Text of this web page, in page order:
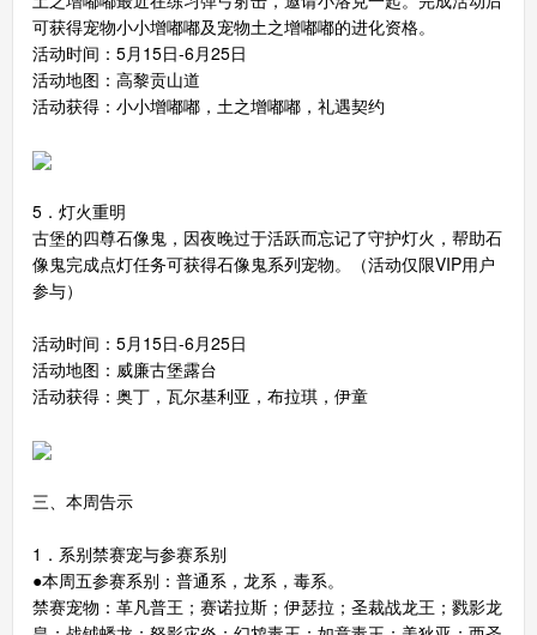
可获得宠物小小增嘟嘟及宠物土之增嘟嘟的进化资格。
活动时间：5月15日-6月25日
活动地图：高黎贡山道
活动获得：小小增嘟嘟，土之增嘟嘟，礼遇契约
5．灯火重明
古堡的四尊石像鬼，因夜晚过于活跃而忘记了守护灯火，帮助石
像鬼完成点灯任务可获得石像鬼系列宠物。（活动仅限VIP用户
参与）
活动时间：5月15日-6月25日
活动地图：威廉古堡露台
活动获得：奥丁，瓦尔基利亚，布拉琪，伊童
三、本周告示
1．系别禁赛宠与参赛系别
●本周五参赛系别：普通系，龙系，毒系。
禁赛宠物：革凡普王；赛诺拉斯；伊瑟拉；圣裁战龙王；戮影龙